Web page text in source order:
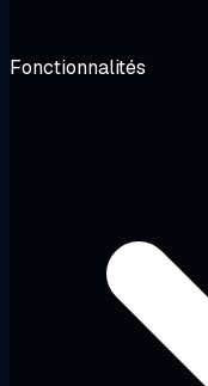
Fonctionnalités